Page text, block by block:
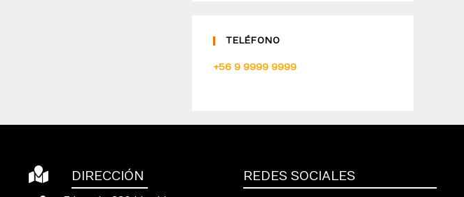
TELÉFONO
+56 9 9999 9999
DIRECCIÓN REDES SOCIALES